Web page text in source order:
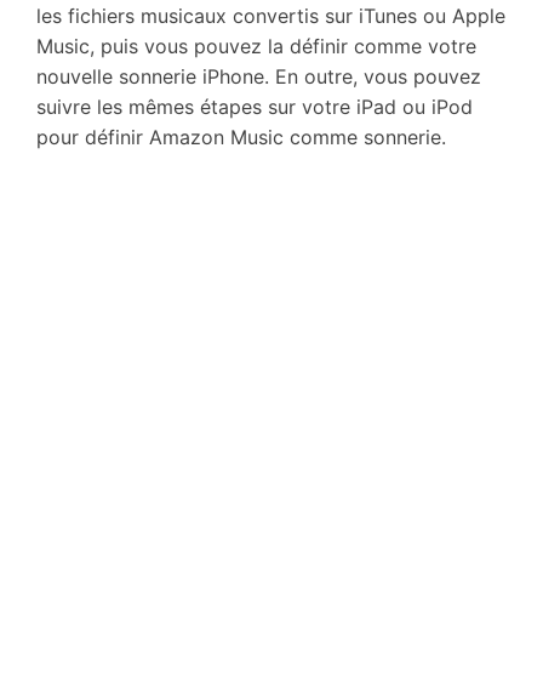
les fichiers musicaux convertis sur iTunes ou Apple
Music, puis vous pouvez la définir comme votre
nouvelle sonnerie iPhone. En outre, vous pouvez
suivre les mêmes étapes sur votre iPad ou iPod
pour définir Amazon Music comme sonnerie.